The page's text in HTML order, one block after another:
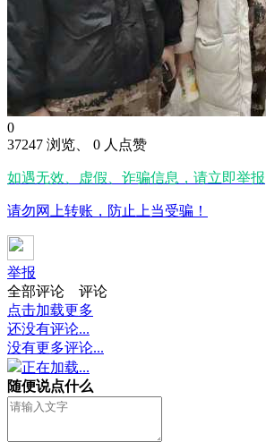
0
37247 浏览、 0 人点赞
如遇无效、虚假、诈骗信息，请立即举报
请勿网上转账，防止上当受骗！
举报
全部评论
评论
点击加载更多
还没有评论...
没有更多评论...
正在加载...
随便说点什么